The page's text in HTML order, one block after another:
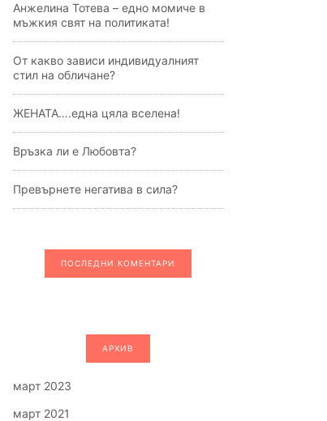
Анжелина Тотева – едно момиче в
мъжкия свят на политиката!
От какво зависи индивидуалният
стил на обличане?
ЖЕНАТА….една цяла вселена!
Връзка ли е Любовта?
Превърнете негатива в сила?
ПОСЛЕДНИ КОМЕНТАРИ
АРХИВ
март 2023
март 2021